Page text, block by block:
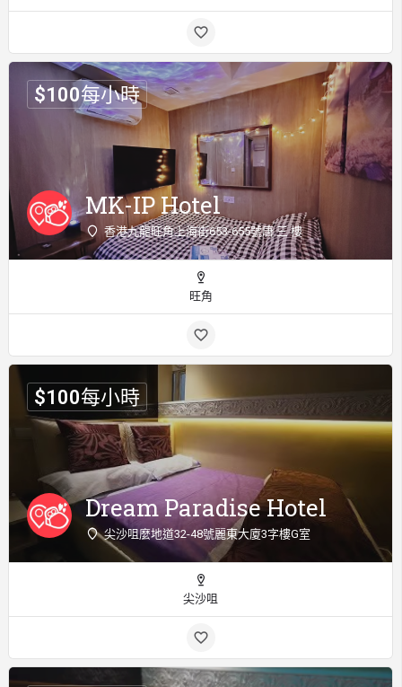
MK-IP Hotel
香港九龍旺角上海街653-655號唐 三 樓
$100每小時
旺角
Dream Paradise Hotel
尖沙咀麼地道32-48號麗東大廈3字樓G室
$100每小時
尖沙咀